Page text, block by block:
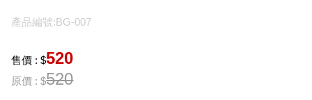
產品編號:BG-007
售價 : $520
原價 : $520